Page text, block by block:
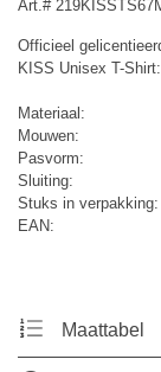
Art.#
Officieel
KISS Unisex T-
Materiaal:
Mouwen:
Pasvorm:
Sluiting:
Stuks in verpakking:
EAN:
Maattabel